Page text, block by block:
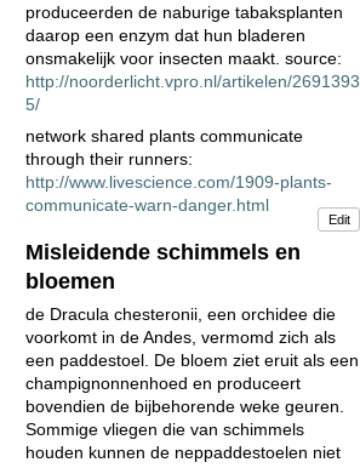
produceerden de naburige tabaksplanten
daarop een enzym dat hun bladeren
onsmakelijk voor insecten maakt. source:
http://noorderlicht.vpro.nl/artikelen/2691393
5/
network shared plants communicate
through their runners:
http://www.livescience.com/1909-plants-
communicate-warn-danger.html
Edit
Misleidende schimmels en
bloemen
de Dracula chesteronii, een orchidee die
voorkomt in de Andes, vermomd zich als
een paddestoel. De bloem ziet eruit als een
champignonnenhoed en produceert
bovendien de bijbehorende weke geuren.
Sommige vliegen die van schimmels
houden kunnen de neppaddestoelen niet